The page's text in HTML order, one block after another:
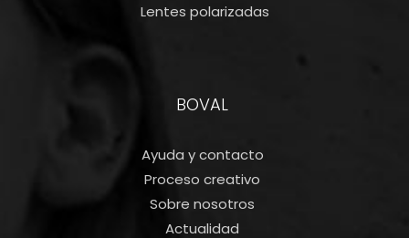
Lentes polarizadas
BOVAL
Ayuda y contacto
Proceso creativo
Sobre nosotros
Actualidad